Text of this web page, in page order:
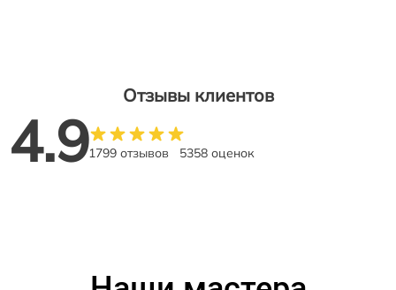
Отзывы клиентов
4.91799 отзывов 5358 оценок